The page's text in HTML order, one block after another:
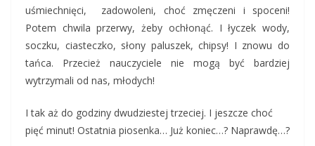
uśmiechnięci, zadowoleni, choć zmęczeni i spoceni!
Potem chwila przerwy, żeby ochłonąć. I łyczek wody,
soczku, ciasteczko, słony paluszek, chipsy! I znowu do
tańca. Przecież nauczyciele nie mogą być bardziej
wytrzymali od nas, młodych!
I tak aż do godziny dwudziestej trzeciej. I jeszcze choć
pięć minut! Ostatnia piosenka… Już koniec…? Naprawdę…?